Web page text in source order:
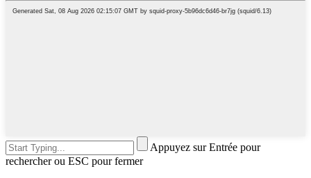
Appuyez sur Entrée pour
rechercher ou ESC pour fermer